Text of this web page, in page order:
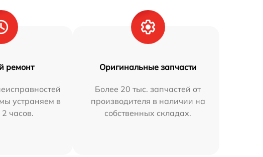
ремонт
устраняем в
часов.
Оригинальные запчасти
Более 20 тыс. запчастей от
производителя в наличии на
собственных складах.